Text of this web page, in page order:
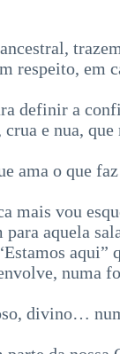
respeito, em
definir a
e nua,
ama o que
mais vou
aquela
aqui”
numa
divino…